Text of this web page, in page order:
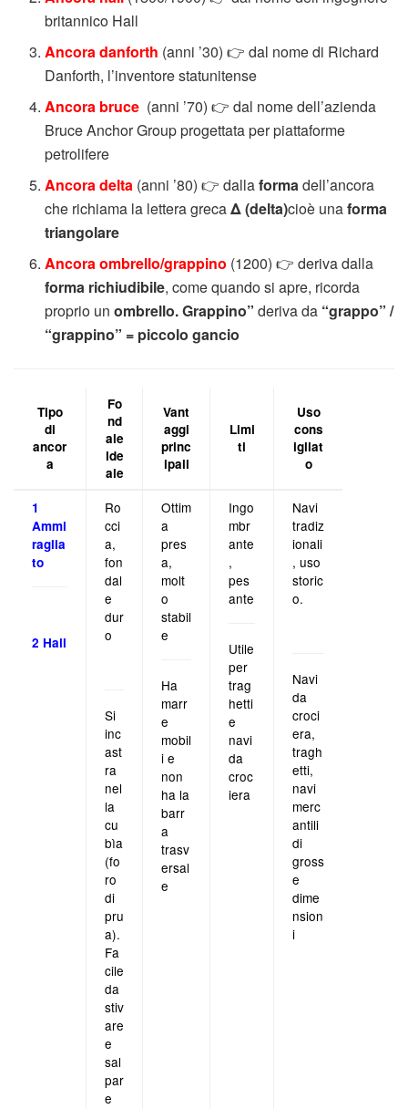
britannico Hall
Ancora danforth (anni ’30) 👉 dal nome di Richard
Danforth, l’inventore statunitense
Ancora bruce (anni ’70) 👉 dal nome dell’azienda
Bruce Anchor Group progettata per piattaforme
petrolifere
Ancora delta (anni ’80) 👉 dallaformadell’ancora
che richiama la lettera grecaΔ (delta)cioè unaforma
triangolare
Ancora ombrello/grappino (1200) 👉 deriva dalla
forma richiudibile, come quando si apre, ricorda
proprio unombrello.Grappino”deriva da “grappo” /
“grappino” = piccolo gancio
Tipo
di
ancor
a
Fo
nd
ale
ide
ale
Vant
aggi
princ
ipali
Limi
ti
Uso
cons
igliat
o
1
Ammi
raglia
to
2 Hall
Ro
cci
a,
fon
dal
e
dur
o
Si
inc
ast
ra
nel
la
cu
bìa
(fo
ro
di
pru
a).
Fa
cile
da
stiv
are
e
sal
par
e
Ottim
a
pres
a,
molt
o
stabil
e
Ha
marr
e
mobil
i e
non
ha la
barr
a
trasv
ersal
e
Ingo
mbr
ante
,
pes
ante
Utile
per
trag
hetti
e
navi
da
croc
iera
Navi
tradiz
ionali
, uso
storic
o.
Navi
da
croci
era,
tragh
etti,
navi
merc
antili
di
gross
e
dime
nsion
i